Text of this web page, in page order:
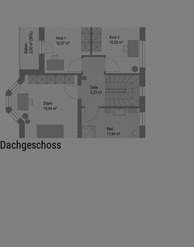
Dachgeschoss